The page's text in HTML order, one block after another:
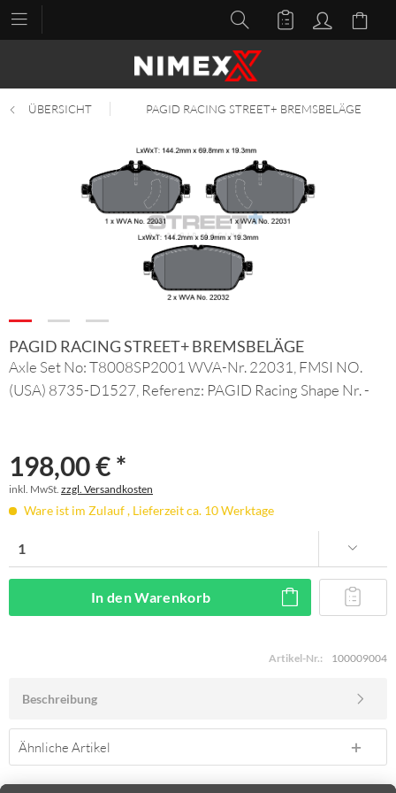
ÜBERSICHT PAGID RACING STREET+ BREMSBELÄGE
PAGID RACING STREET+ BREMSBELÄGE
Axle Set No: T8008SP2001 WVA-Nr. 22031, FMSI NO.
(USA) 8735-D1527, Referenz: PAGID Racing Shape Nr. -
198,00 € *
inkl. MwSt. zzgl. Versandkosten
Ware ist im Zulauf , Lieferzeit ca. 10 Werktage
In denWarenkorb
Artikel-Nr.: 100009004
Beschreibung
Ähnliche Artikel